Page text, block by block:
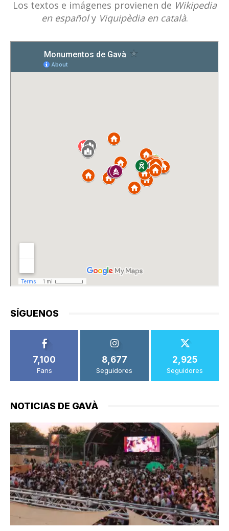
Los textos e imágenes provienen de Wikipedia
en españoly Viquipèdia en català.
SÍGUENOS
7,100
Fans
8,677
Seguidores
2,925
Seguidores
NOTICIAS DE GAVÀ